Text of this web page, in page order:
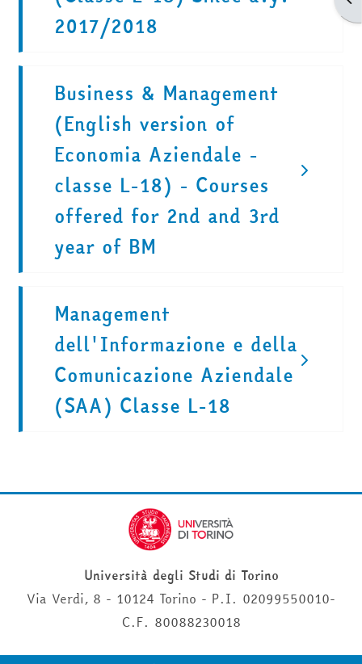
2017/2018
Business & Management
(English version of
Economia Aziendale -
classe L-18) - Courses
offered for 2nd and 3rd
year of BM
Management
dell'Informazione e della
Comunicazione Aziendale
(SAA) Classe L-18
Università degli Studi di Torino
Via Verdi, 8 - 10124 Torino - P.I. 02099550010-
C.F. 80088230018